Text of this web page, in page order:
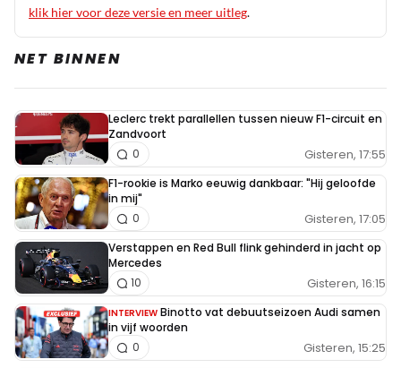
klik hier voor deze versie en meer uitleg.
NET BINNEN
Leclerc trekt parallellen tussen nieuw F1-circuit en
Zandvoort
Gisteren, 17:55
0
F1-rookie is Marko eeuwig dankbaar: "Hij geloofde
in mij"
Gisteren, 17:05
0
Verstappen en Red Bull flink gehinderd in jacht op
Mercedes
Gisteren, 16:15
10
INTERVIEW Binotto vat debuutseizoen Audi samen
in vijf woorden
Gisteren, 15:25
0